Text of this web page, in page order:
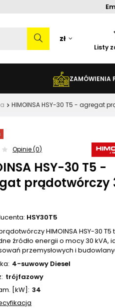
zł
Listy
ZAMÓWIENIA
HIMOINSA HSY-30 T5 - agregat
Opinie (0)
HSY-30 T5 -
prądotwórczy
HSY30T5
HIMOINSA HSY-30 T5
źródło energii o mocy 30 kVA,
przemysłowych i
4-suwowy Diesel
trójfazowy
[kW] 34